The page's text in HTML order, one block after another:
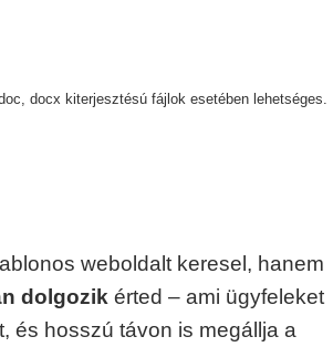
docx kiterjesztésú fájlok esetében lehetséges.
weboldalt keresel, hanem
dolgozik érted – ami ügyfeleket
és hosszú távon is megállja a